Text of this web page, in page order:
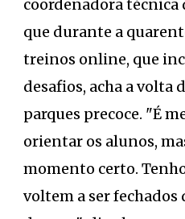
coordenadora técnica
que durante a
treinos online, que
desafios, acha a volta
parques precoce. "É
orientar os alunos,
momento certo.
voltem a ser fechados